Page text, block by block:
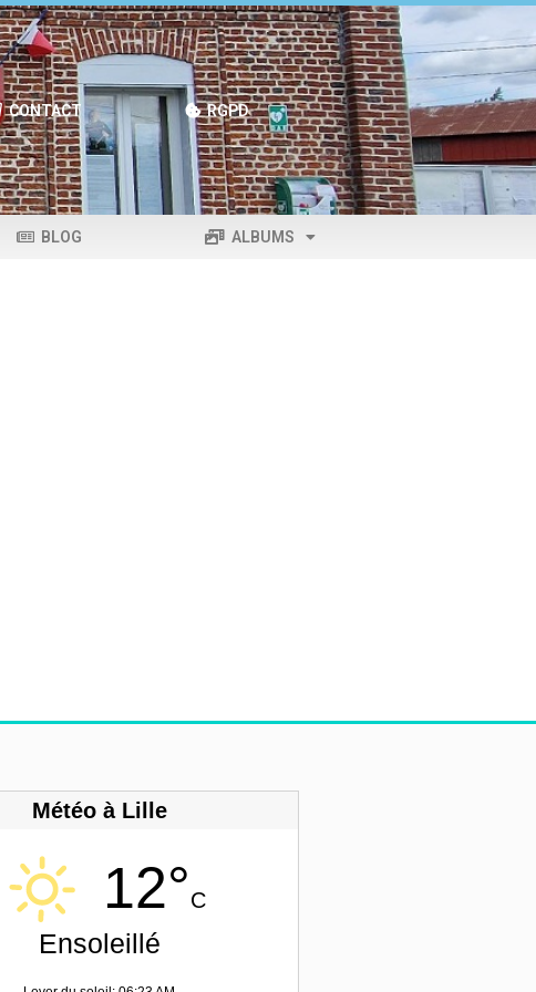
CONTACT RGPD
BLOG ALBUMS
Météo à Lille
12°C
Ensoleillé